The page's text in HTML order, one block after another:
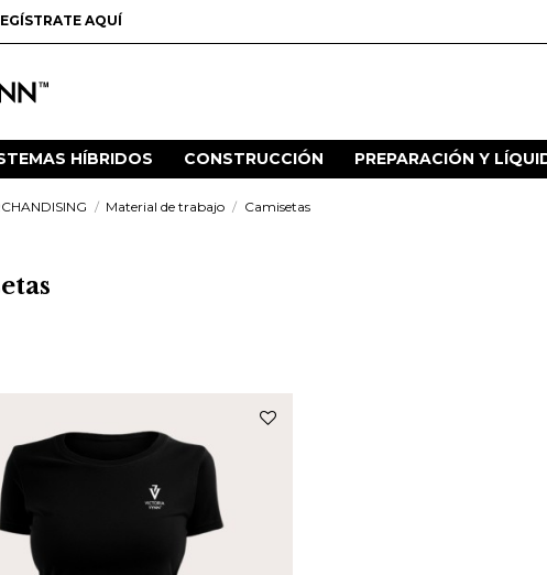
AQUÍ
HÍBRIDOS CONSTRUCCIÓN PREPARACIÓN Y
Material de trabajo Camisetas